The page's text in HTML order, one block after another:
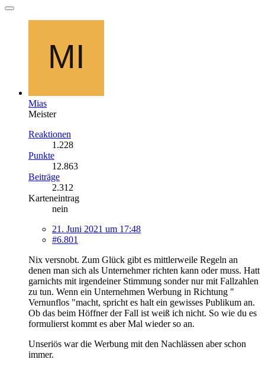
Mias
Meister
Reaktionen
1.228
Punkte
12.863
Beiträge
2.312
Karteneintrag
nein
21. Juni 2021 um 17:48
#6.801
Nix versnobt. Zum Glück gibt es mittlerweile Regeln an
denen man sich als Unternehmer richten kann oder muss. Hatt
garnichts mit irgendeiner Stimmung sonder nur mit Fallzahlen
zu tun. Wenn ein Unternehmen Werbung in Richtung "
Vernunflos "macht, spricht es halt ein gewisses Publikum an.
Ob das beim Höffner der Fall ist weiß ich nicht. So wie du es
formulierst kommt es aber Mal wieder so an.
Unseriös war die Werbung mit den Nachlässen aber schon
immer.